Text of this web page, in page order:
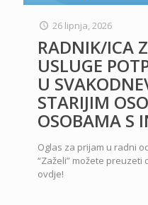
26 lipnja, 2026
RADNIK/ICA
USLUGE
U
STARIJIM
OSOBAMA S
Oglas za prijam u radni
“Zaželi” možete
ovdje!